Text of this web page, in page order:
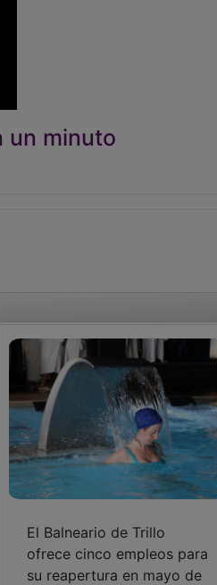
un minuto
El Balneario de Trillo
ofrece cinco empleos para
su reapertura en mayo de